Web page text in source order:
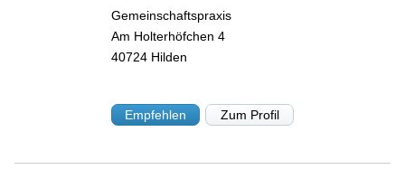
Gemeinschaftspraxis
Am Holterhöfchen 4
40724 Hilden
Empfehlen Zum Profil